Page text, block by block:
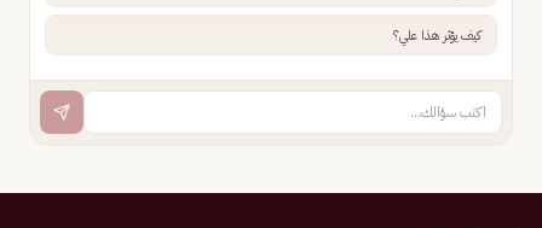
كيف يؤثر هذا علي؟